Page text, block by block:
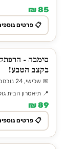
85 ₪
📋 פרטים
סימבה -
בקצב הטבע!
📅 שלישי, 24 נובמבר ⏰ 17:30
📍 תיאטרון הבית
89 ₪
📋 פרטים